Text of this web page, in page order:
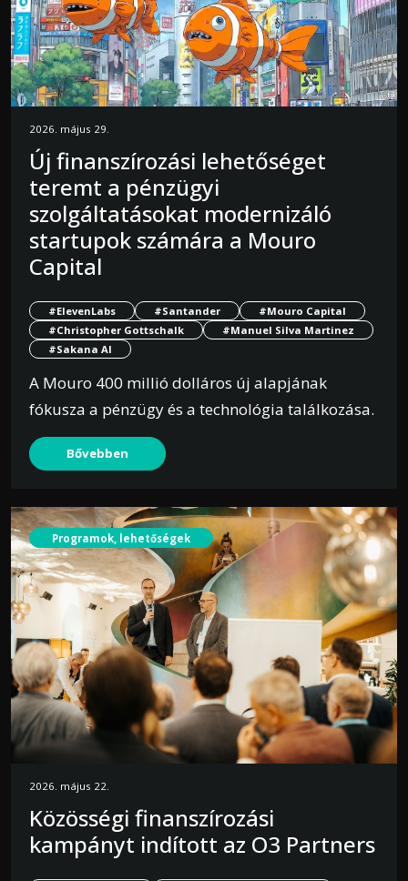
2026. május 29.
Új finanszírozási lehetőséget
teremt a pénzügyi
szolgáltatásokat modernizáló
startupok számára a Mouro
Capital
#ElevenLabs #Santander
#Mouro Capital
#Christopher Gottschalk
#Manuel Silva Martinez
#Sakana AI
A Mouro 400 millió dolláros új alapjának
fókusza a pénzügy és a technológia találkozása.
Bővebben
Programok, lehetőségek
2026. május 22.
Közösségi finanszírozási
kampányt indított az O3 Partners